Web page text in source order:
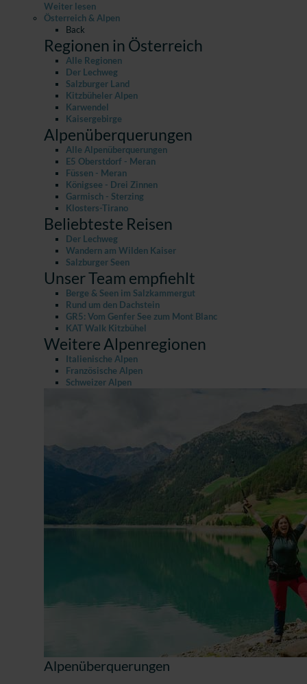
Weiter lesen
Österreich & Alpen
Back
Regionen in Österreich
Alle Regionen
Der Lechweg
Salzburger Land
Kitzbüheler Alpen
Karwendel
Kaisergebirge
Alpenüberquerungen
Alle Alpenüberquerungen
E5 Oberstdorf - Meran
Füssen - Meran
Königsee - Drei Zinnen
Garmisch - Sterzing
Klosters-Tirano
Beliebteste Reisen
Der Lechweg
Wandern am Wilden Kaiser
Salzburger Seen
Unser Team empfiehlt
Berge & Seen im Salzkammergut
Rund um den Dachstein
GR5: Vom Genfer See zum Mont Blanc
KAT Walk Kitzbühel
Weitere Alpenregionen
Italienische Alpen
Französische Alpen
Schweizer Alpen
Alpenüberquerungen